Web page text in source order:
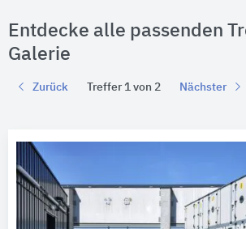
Entdecke alle passenden
Galerie
Zurück Treffer 1 von 2 Nächster